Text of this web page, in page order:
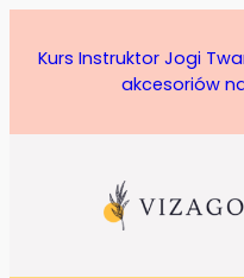
Kurs Instruktor Jogi
akcesoriów